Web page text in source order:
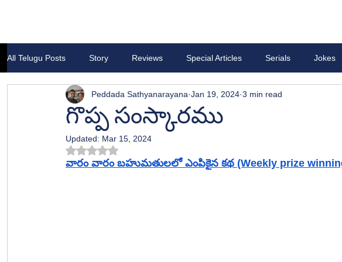
All Telugu Posts Story Reviews Special Articles Serials Jokes
గొప్ప సంస్కారము
Peddada Sathyanarayana Jan 19, 2024 3 min read
Updated: Mar 15, 2024
Rated NaN out of 5 stars.
వారం వారం బహుమతులలో ఎంపికైన కథ (Weekly prize